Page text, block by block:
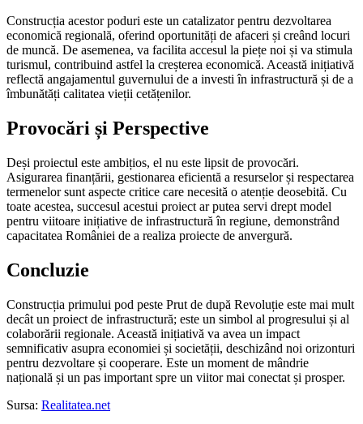
Construcția acestor poduri este un catalizator pentru dezvoltarea
economică regională, oferind oportunități de afaceri și creând locuri
de muncă. De asemenea, va facilita accesul la piețe noi și va stimula
turismul, contribuind astfel la creșterea economică. Această inițiativă
reflectă angajamentul guvernului de a investi în infrastructură și de a
îmbunătăți calitatea vieții cetățenilor.
Provocări și Perspective
Deși proiectul este ambițios, el nu este lipsit de provocări.
Asigurarea finanțării, gestionarea eficientă a resurselor și respectarea
termenelor sunt aspecte critice care necesită o atenție deosebită. Cu
toate acestea, succesul acestui proiect ar putea servi drept model
pentru viitoare inițiative de infrastructură în regiune, demonstrând
capacitatea României de a realiza proiecte de anvergură.
Concluzie
Construcția primului pod peste Prut de după Revoluție este mai mult
decât un proiect de infrastructură; este un simbol al progresului și al
colaborării regionale. Această inițiativă va avea un impact
semnificativ asupra economiei și societății, deschizând noi orizonturi
pentru dezvoltare și cooperare. Este un moment de mândrie
națională și un pas important spre un viitor mai conectat și prosper.
Sursa: Realitatea.net